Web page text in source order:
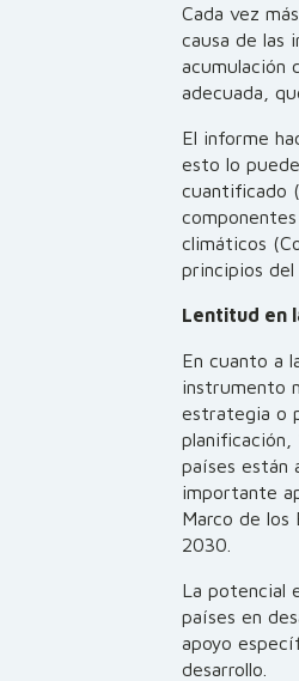
Cada vez
causa de las
acumulación
adecuada,
El informe
esto lo
cuantificado
climáticos
principios del
Lentitud en
En cuanto a
instrumento
estrategia o
planificación,
países están
importante
Marco de los
2030.
La potencial
países en
apoyo
desarrollo.